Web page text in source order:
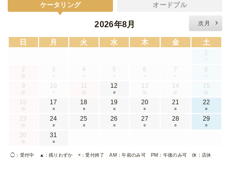
ケータリング オードブル
2026年8月 次月
日 月 火 水 木 金 土
1
×
2
休
3
×
4
×
5
×
6
×
7
×
8
×
9
休
10
×
11
休
12
○
13
休
14
休
15
休
16
休
17
○
18
○
19
○
20
○
21
○
22
○
23
休
24
○
25
○
26
○
27
○
28
○
29
○
30
休
31
○
◯ ：受付中 ▲ ：残りわずか ×：受付終了 AM ：午前のみ可 PM ：午後のみ可 休 ：店休